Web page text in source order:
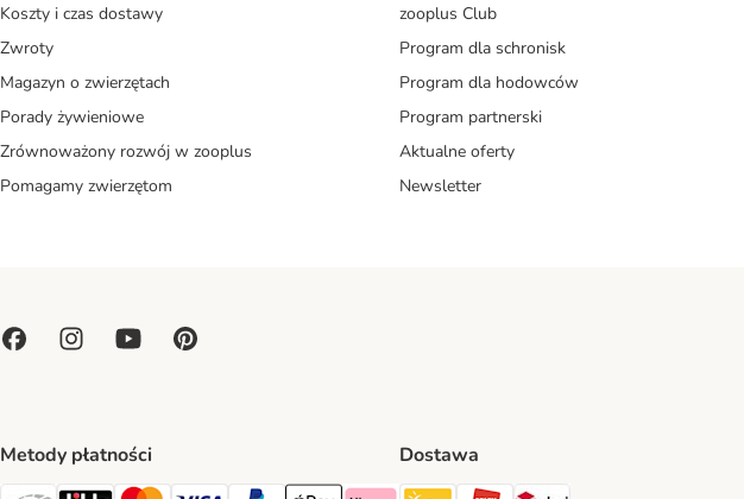
Koszty i czas dostawy
Zwroty
Magazyn o zwierzętach
Porady żywieniowe
Zrównoważony rozwój w zooplus
Pomagamy zwierzętom
zooplus Club
Program dla schronisk
Program dla hodowców
Program partnerski
Aktualne oferty
Newsletter
Metody płatności Dostawa
Paczkomat® Shipping Method
ORLEN Paczka Shipping Method